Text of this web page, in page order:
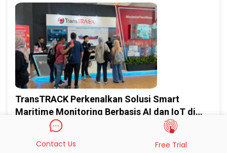
TransTRACK Perkenalkan Solusi Smart
Maritime Monitoring Berbasis AI dan IoT di
INAMARINE 2026
PRESS RELEASE |
Contact Us Free Trial